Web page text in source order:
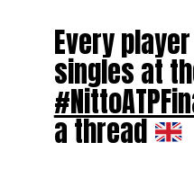
Every
singles at
a thread